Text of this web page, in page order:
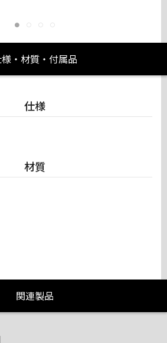
・材質・付属品
仕様
材質
関連製品